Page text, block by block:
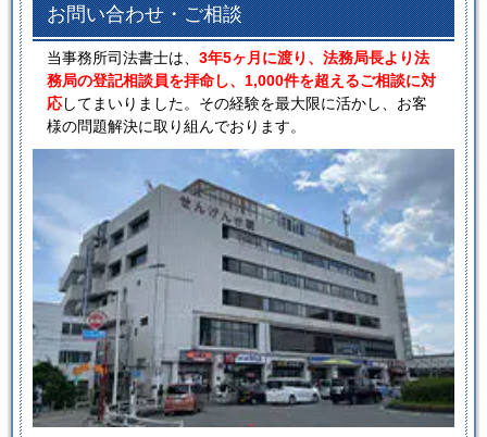
お問い合わせ・ご相談
当事務所司法書士は、 3年5ヶ月に渡り、法務局長より法
務局の登記相談員を拝命し、1,000件を超えるご相談に対
応してまいりました。その経験を最大限に活かし、お客
様の問題解決に取り組んでおります。